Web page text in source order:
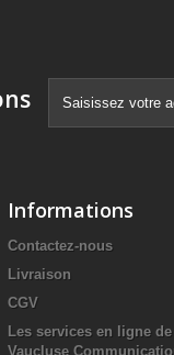
Informations
Contactez-nous
Livraison
CGV
Les services en ligne de
Vaucluse